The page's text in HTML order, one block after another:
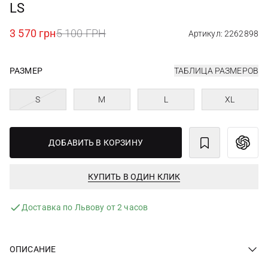
LS
3 570 грн5 100 ГРН Артикул: 2262898
РАЗМЕР ТАБЛИЦА РАЗМЕРОВ
S M L XL
ДОБАВИТЬ В КОРЗИНУ
КУПИТЬ В ОДИН КЛИК
Доставка по Львову от 2 часов
ОПИСАНИЕ